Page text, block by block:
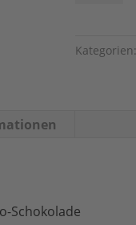
Ecuador
Kategorien:
Schokolade